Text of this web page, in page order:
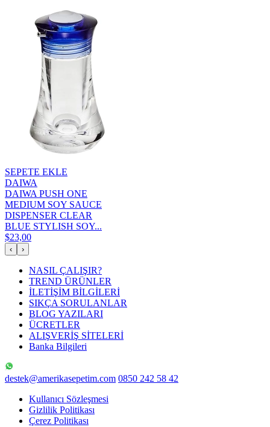
SEPETE EKLE
DAIWA
DAIWA PUSH ONE
MEDIUM SOY SAUCE
DISPENSER CLEAR
BLUE STYLISH SOY...
$23,00
‹ ›
NASIL ÇALIŞIR?
TREND ÜRÜNLER
İLETİŞİM BİLGİLERİ
SIKÇA SORULANLAR
BLOG YAZILARI
ÜCRETLER
ALIŞVERİŞ SİTELERİ
Banka Bilgileri
destek@amerikasepetim.com 0850 242 58 42
Kullanıcı Sözleşmesi
Gizlilik Politikası
Çerez Politikası